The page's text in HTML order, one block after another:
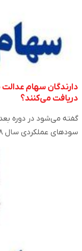
دارندگان سهام
دریافت می‌کنند؟
گفته می‌شود در دوره
سود‌های عملکردی سال ۹۸ و ۹۹ را یکجا در سال ۱۴۰۱ دریافت…